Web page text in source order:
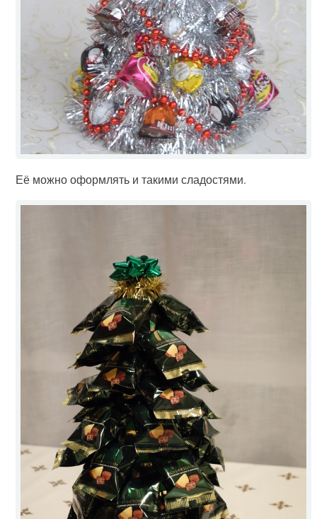
Её можно оформлять и такими сладостями.